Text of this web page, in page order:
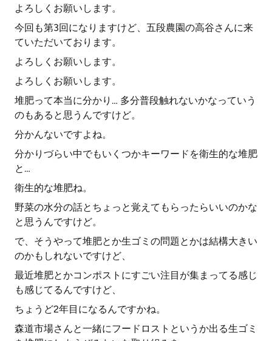
よろしくお願いします。
今回も第3回になりますけど、五段農園の高谷さんに来
ていただいております。
よろしくお願いします。
よろしくお願いします。
堆肥って本当に分かり… 多分普段触れないかなっていう
のもあると思うんですけど。
分かんないですよね。
分かりづらい中でもいくつかキーワードを衛生的な堆肥
と…
衛生的な堆肥ね。
野菜の水分の話とちょっと覚えてもらったらいいのかな
と思うんですけど。
で、そうやって堆肥とか生ゴミの問題とかは結構大きい
のかもしれないですけど、
最近堆肥とかコンポストにすごい注目が集まってる感じ
も感じてるんですけど、
ちょうど2年目になるんですかね。
森道市場さんと一緒にフードロストというか出る生ゴミ